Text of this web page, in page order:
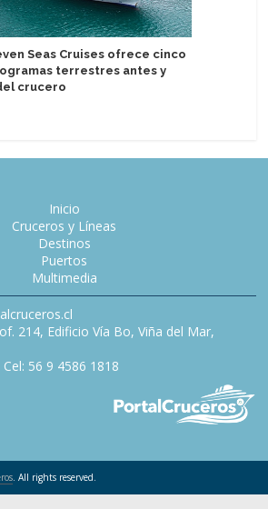
Seas Cruises ofrece cinco
terrestres antes y
crucero
Inicio
Cruceros y Líneas
Destinos
Puertos
Multimedia
214, Edificio Vía Bo, Viña del Mar,
Cel: 56 9 4586 1818
. All rights reserved.